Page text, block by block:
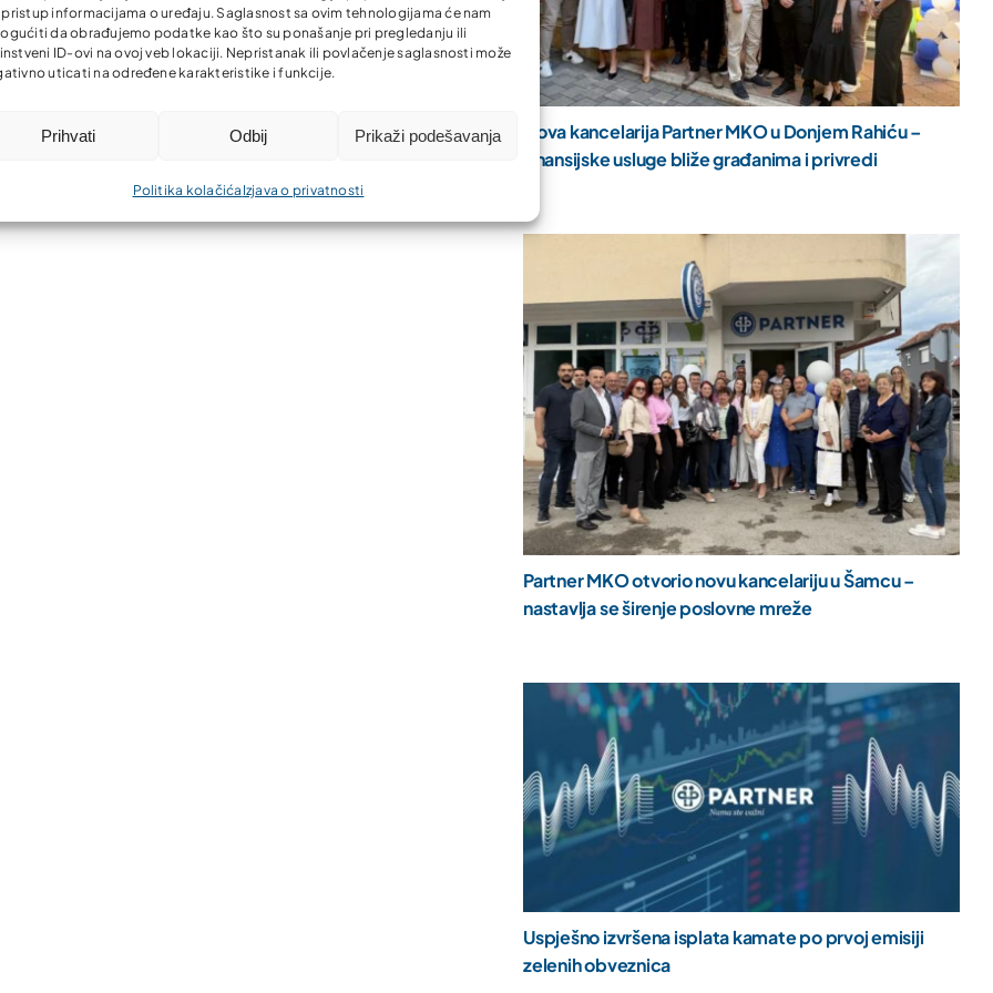
informacijama o uređaju. Saglasnost sa ovim tehnologijama će nam
da obrađujemo podatke kao što su ponašanje pri pregledanju ili
ID-ovi na ovoj veb lokaciji. Nepristanak ili povlačenje saglasnosti može
uticati na određene karakteristike i funkcije.
Prihvati Odbij Prikaži podešavanja
Politika kolačića Izjava o privatnosti
Nova kancelarija Partner MKO u Donjem Rahiću –
finansijske usluge bliže građanima i privredi
Partner MKO otvorio novu kancelariju u Šamcu –
nastavlja se širenje poslovne mreže
Uspješno izvršena isplata kamate po prvoj emisiji
zelenih obveznica